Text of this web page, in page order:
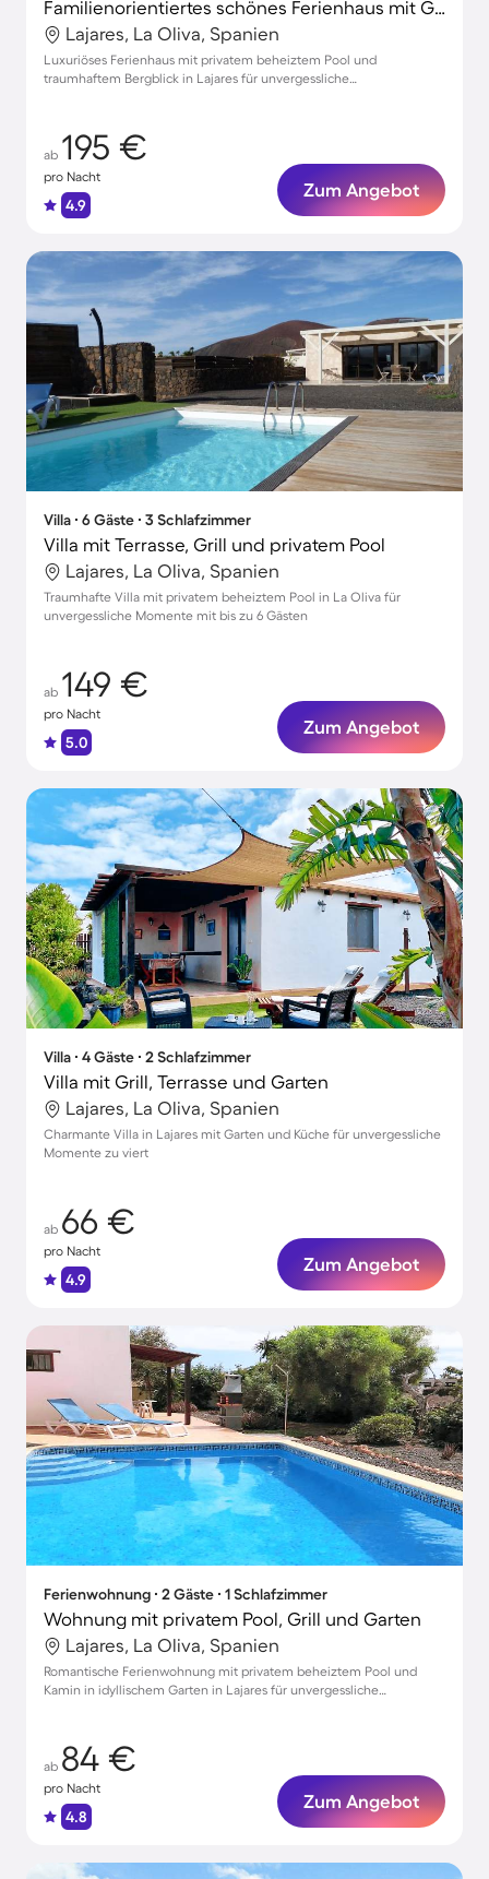
Familienorientiertes schönes Ferienhaus mit Garten, Grill und privatem Pool | Bergblick | Perfekt für die Arbeit von Zuhause
Lajares, La Oliva, Spanien
Luxuriöses Ferienhaus mit privatem beheiztem Pool und
traumhaftem Bergblick in Lajares für unvergessliche
ab 195 €
pro Nacht
4.9
Zum Angebot
Villa ∙ 6 Gäste ∙ 3 Schlafzimmer
Villa mit Terrasse, Grill und privatem Pool
Lajares, La Oliva, Spanien
Traumhafte Villa mit privatem beheiztem Pool in La Oliva für
unvergessliche Momente mit bis zu 6 Gästen
ab 149 €
pro Nacht
5.0
Zum Angebot
Villa ∙ 4 Gäste ∙ 2 Schlafzimmer
Villa mit Grill, Terrasse und Garten
Lajares, La Oliva, Spanien
Charmante Villa in Lajares mit Garten und Küche für unvergessliche
Momente zu viert
ab 66 €
pro Nacht
4.9
Zum Angebot
Ferienwohnung ∙ 2 Gäste ∙ 1 Schlafzimmer
Wohnung mit privatem Pool, Grill und Garten
Lajares, La Oliva, Spanien
Romantische Ferienwohnung mit privatem beheiztem Pool und
Kamin in idyllischem Garten in Lajares für unvergessliche
ab 84 €
pro Nacht
4.8
Zum Angebot